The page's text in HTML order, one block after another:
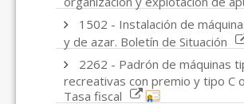
1502 - Instalación de
y de azar. Boletín de Situación
2262 - Padrón de máquinas
recreativas con premio y tipo C
Tasa fiscal